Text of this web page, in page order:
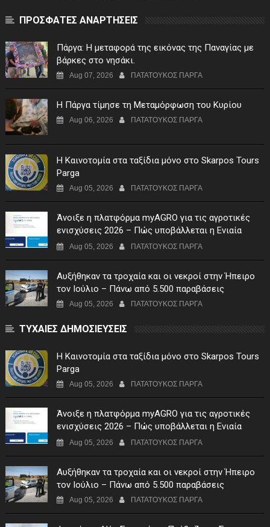
ΠΡΟΣΦΑΤΕΣ ΑΝΑΡΤΗΣΕΙΣ
Πάργα: Η μεταφορά της εικόνας της Παναγίας με
βάρκες στο νησάκι.
Aug 07, 2026 ΠΑΤΑΤΟΥΚΟΣ ΠΑΡΓΑ
Η Πάργα τίμησε τη Μεταμόρφωση του Κυρίου
Aug 06, 2026 ΠΑΤΑΤΟΥΚΟΣ ΠΑΡΓΑ
Η Καινοτομία στα ταξίδια μόνο στο Skarpos Tours
Parga
Aug 05, 2026 ΠΑΤΑΤΟΥΚΟΣ ΠΑΡΓΑ
Άνοιξε η πλατφόρμα myAGRO για τις αγροτικές
ενισχύσεις 2026 – Πώς υποβάλλεται η Ενιαία
Αίτηση Ενίσχυσης
Aug 05, 2026 ΠΑΤΑΤΟΥΚΟΣ ΠΑΡΓΑ
Αυξήθηκαν τα τροχαία και οι νεκροί στην Ήπειρο
τον Ιούλιο – Πάνω από 5.500 παραβάσεις
Aug 05, 2026 ΠΑΤΑΤΟΥΚΟΣ ΠΑΡΓΑ
ΤΥΧΑΙΕΣ ΔΗΜΟΣΙΕΥΣΕΙΣ
Η Καινοτομία στα ταξίδια μόνο στο Skarpos Tours
Parga
Aug 05, 2026 ΠΑΤΑΤΟΥΚΟΣ ΠΑΡΓΑ
Άνοιξε η πλατφόρμα myAGRO για τις αγροτικές
ενισχύσεις 2026 – Πώς υποβάλλεται η Ενιαία
Αίτηση Ενίσχυσης
Aug 05, 2026 ΠΑΤΑΤΟΥΚΟΣ ΠΑΡΓΑ
Αυξήθηκαν τα τροχαία και οι νεκροί στην Ήπειρο
τον Ιούλιο – Πάνω από 5.500 παραβάσεις
Aug 05, 2026 ΠΑΤΑΤΟΥΚΟΣ ΠΑΡΓΑ